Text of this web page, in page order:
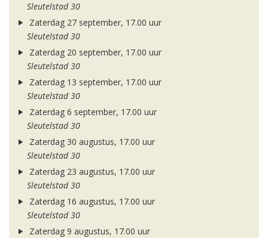
Sleutelstad 30
Zaterdag 27 september, 17.00 uur
Sleutelstad 30
Zaterdag 20 september, 17.00 uur
Sleutelstad 30
Zaterdag 13 september, 17.00 uur
Sleutelstad 30
Zaterdag 6 september, 17.00 uur
Sleutelstad 30
Zaterdag 30 augustus, 17.00 uur
Sleutelstad 30
Zaterdag 23 augustus, 17.00 uur
Sleutelstad 30
Zaterdag 16 augustus, 17.00 uur
Sleutelstad 30
Zaterdag 9 augustus, 17.00 uur